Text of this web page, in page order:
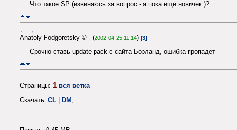
Что такое SP (извиняюсь за вопрос - я пока еще новичек )?
← →
Anatoly Podgoretsky © (2002-04-25 11:14) [3]
Срочно ставь update pack c сайта Борланд, ошибка пропадет
Страницы: 1 вся ветка
Скачать: CL | DM;